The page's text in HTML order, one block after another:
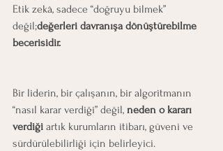
Etik zekâ, sadece “doğruyu bilmek”
değil;değerleri davranışa dönüştürebilme
becerisidir.
Bir liderin, bir çalışanın, bir algoritmanın
“nasıl karar verdiği” değil, neden o kararı
verdiği artık kurumların itibarı, güveni ve
sürdürülebilirliği için belirleyici.